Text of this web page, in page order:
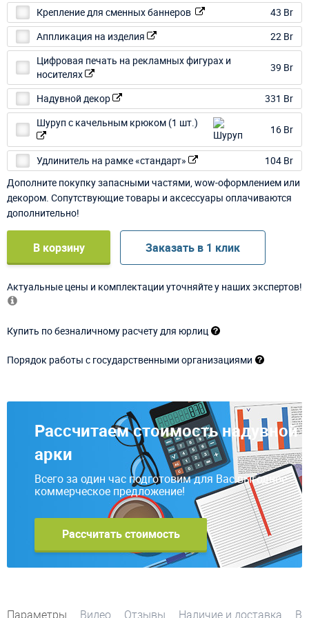
Крепление для сменных баннеров
43 Br
Аппликация на изделия
22 Br
Цифровая печать на рекламных фигурах и
носителях
39 Br
Надувной декор
331 Br
Шуруп с качельным крюком (1 шт.)
16 Br
Удлинитель на рамке «стандарт»
104 Br
Дополните покупку запасными частями, wow-оформлением или
декором. Сопутствующие товары и аксессуары оплачиваются
дополнительно!
В корзину Заказать в 1 клик
Актуальные цены и комплектации уточняйте у наших экспертов!
Купить по безналичному расчету для юрлиц
Порядок работы с государственными организациями
Рассчитаем стоимость надувной
арки
Всего за один час подготовим для Вас выгодное
коммерческое предложение!
Рассчитать стоимость
Параметры Видео Отзывы Наличие и доставка